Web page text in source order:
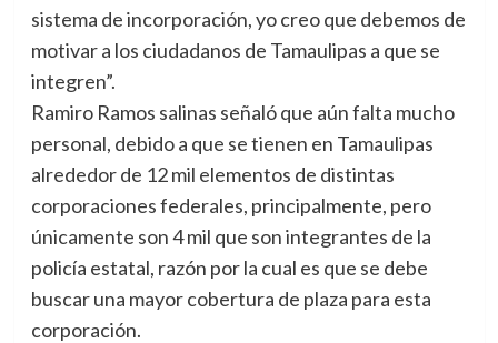
sistema de incorporación, yo creo que debemos de
motivar a los ciudadanos de Tamaulipas a que se
integren”.
Ramiro Ramos salinas señaló que aún falta mucho
personal, debido a que se tienen en Tamaulipas
alrededor de 12 mil elementos de distintas
corporaciones federales, principalmente, pero
únicamente son 4 mil que son integrantes de la
policía estatal, razón por la cual es que se debe
buscar una mayor cobertura de plaza para esta
corporación.